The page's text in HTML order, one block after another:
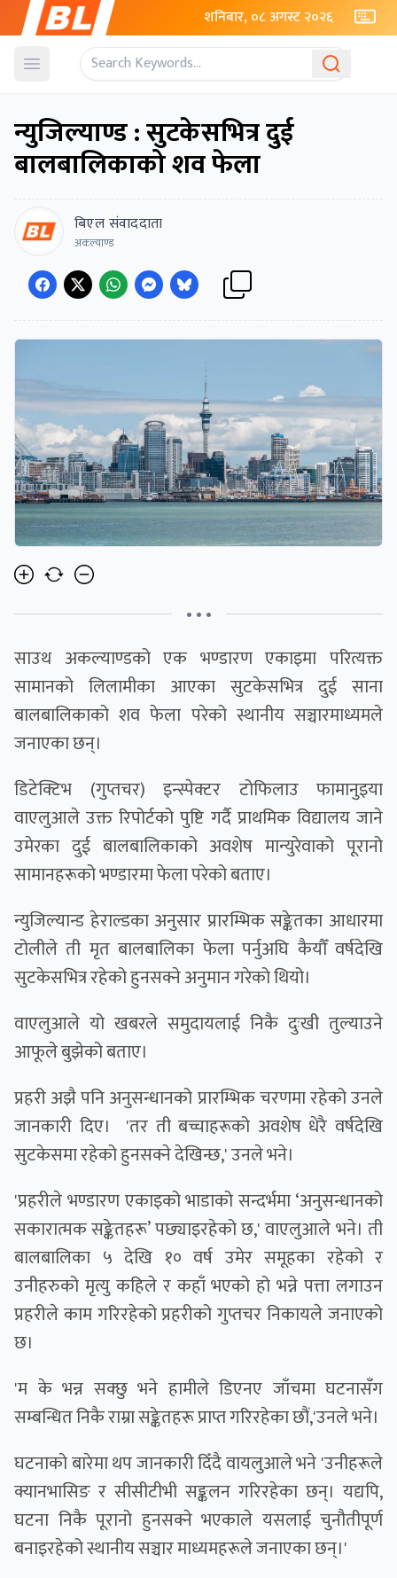
शनिबार, ०८ अगस्ट २०२६
Open menu
न्युजिल्याण्ड : सुटकेसभित्र दुई
बालबालिकाको शव फेला
बिएल संवाददाता
अकल्याण्ड
• • •
साउथ अकल्याण्डको एक भण्डारण एकाइमा परित्यक्त
सामानको लिलामीका आएका सुटकेसभित्र दुई साना
बालबालिकाको शव फेला परेको स्थानीय सञ्चारमाध्यमले
जनाएका छन्।
डिटेक्टिभ (गुप्तचर) इन्स्पेक्टर टोफिलाउ फामानुइया
वाएलुआले उक्त रिपोर्टको पुष्टि गर्दै प्राथमिक विद्यालय जाने
उमेरका दुई बालबालिकाको अवशेष मान्युरेवाको पूरानो
सामानहरूको भण्डारमा फेला परेको बताए।
न्युजिल्यान्ड हेराल्डका अनुसार प्रारम्भिक सङ्केतका आधारमा
टोलीले ती मृत बालबालिका फेला पर्नुअघि कैयौँ वर्षदेखि
सुटकेसभित्र रहेको हुनसक्ने अनुमान गरेको थियो।
वाएलुआले यो खबरले समुदायलाई निकै दुःखी तुल्याउने
आफूले बुझेको बताए।
प्रहरी अझै पनि अनुसन्धानको प्रारम्भिक चरणमा रहेको उनले
जानकारी दिए। 'तर ती बच्चाहरूको अवशेष धेरै वर्षदेखि
सुटकेसमा रहेको हुनसक्ने देखिन्छ,' उनले भने।
'प्रहरीले भण्डारण एकाइको भाडाको सन्दर्भमा ‘अनुसन्धानको
सकारात्मक सङ्केतहरू’ पछ्याइरहेको छ,' वाएलुआले भने। ती
बालबालिका ५ देखि १० वर्ष उमेर समूहका रहेको र
उनीहरुको मृत्यु कहिले र कहाँ भएको हो भन्ने पत्ता लगाउन
प्रहरीले काम गरिरहेको प्रहरीको गुप्तचर निकायले जनाएको
छ।
'म के भन्न सक्छु भने हामीले डिएनए जाँचमा घटनासँग
सम्बन्धित निकै राम्रा सङ्केतहरू प्राप्त गरिरहेका छौं,'उनले भने।
घटनाको बारेमा थप जानकारी दिँदै वायलुआले भने 'उनीहरूले
क्यानभासिङ र सीसीटीभी सङ्कलन गरिरहेका छन्। यद्यपि,
घटना निकै पूरानो हुनसक्ने भएकाले यसलाई चुनौतीपूर्ण
बनाइरहेको स्थानीय सञ्चार माध्यमहरूले जनाएका छन्।'